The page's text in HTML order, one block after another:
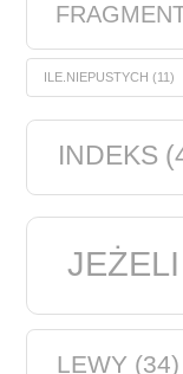
ILE.NIEPUSTYCH (11)
INDEKS
JEŻELI
LEWY (34)